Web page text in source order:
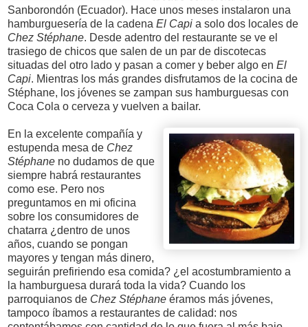
Sanborondón (Ecuador). Hace unos meses instalaron una
hamburguesería de la cadena El Capi a solo dos locales de
Chez Stéphane. Desde adentro del restaurante se ve el
trasiego de chicos que salen de un par de discotecas
situadas del otro lado y pasan a comer y beber algo en El
Capi. Mientras los más grandes disfrutamos de la cocina de
Stéphane, los jóvenes se zampan sus hamburguesas con
Coca Cola o cerveza y vuelven a bailar.
En la excelente compañía y
estupenda mesa de Chez
Stéphane no dudamos de que
siempre habrá restaurantes
como ese. Pero nos
preguntamos en mi oficina
sobre los consumidores de
chatarra ¿dentro de unos
años, cuando se pongan
mayores y tengan más dinero,
seguirán prefiriendo esa comida? ¿el acostumbramiento a
la hamburguesa durará toda la vida? Cuando los
parroquianos de Chez Stéphane éramos más jóvenes,
tampoco íbamos a restaurantes de calidad: nos